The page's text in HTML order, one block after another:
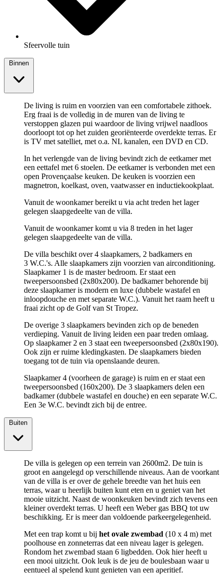
Sfeervolle tuin
De living is ruim en voorzien van een comfortabele zithoek.
Erg fraai is de volledig in de muren van de living te
verstoppen glazen pui waardoor de living vrijwel naadloos
doorloopt tot op het zuiden georiënteerde overdekte terras. Er
is TV met satelliet, met o.a. NL kanalen, een DVD en CD.
In het verlengde van de living bevindt zich de eetkamer met
een eettafel met 6 stoelen. De eetkamer is verbonden met een
open Provençaalse keuken. De keuken is voorzien een
magnetron, koelkast, oven, vaatwasser en inductiekookplaat.
Vanuit de woonkamer bereikt u via acht treden het lager
gelegen slaapgedeelte van de villa.
Vanuit de woonkamer komt u via 8 treden in het lager
gelegen slaapgedeelte van de villa.
De villa beschikt over 4 slaapkamers, 2 badkamers en
3 W.C.'s. Alle slaapkamers zijn voorzien van airconditioning.
Slaapkamer 1 is de master bedroom. Er staat een
tweepersoonsbed (2x80x200). De badkamer behorende bij
deze slaapkamer is modern en luxe (dubbele wastafel en
inloopdouche en met separate W.C.). Vanuit het raam heeft u
fraai zicht op de Golf van St Tropez.
De overige 3 slaapkamers bevinden zich op de beneden
verdieping. Vanuit de living leiden een paar treden omlaag.
Op slaapkamer 2 en 3 staat een tweepersoonsbed (2x80x190).
Ook zijn er ruime kledingkasten. De slaapkamers bieden
toegang tot de tuin via openslaande deuren.
Slaapkamer 4 (voorheen de garage) is ruim en er staat een
tweepersoonsbed (160x200). De 3 slaapkamers delen een
badkamer (dubbele wastafel en douche) en een separate W.C.
Een 3e W.C. bevindt zich bij de entree.
De villa is gelegen op een terrein van 2600m2. De tuin is
groot en aangelegd op verschillende niveaus. Aan de voorkant
van de villa is er over de gehele breedte van het huis een
terras, waar u heerlijk buiten kunt eten en u geniet van het
mooie uitzicht. Naast de woonkeuken bevindt zich tevens een
kleiner overdekt terras. U heeft een Weber gas BBQ tot uw
beschikking. Er is meer dan voldoende parkeergelegenheid.
Met een trap komt u bij het ovale zwembad (10 x 4 m) met
poolhouse en zonneterras dat een niveau lager is gelegen.
Rondom het zwembad staan 6 ligbedden. Ook hier heeft u
een mooi uitzicht. Ook leuk is de jeu de boulesbaan waar u
eentueel al spelend kunt genieten van een aperitief.